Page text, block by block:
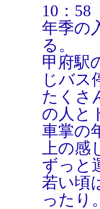
10：
年季の
る。
甲府駅
じバス
たくさ
の人と
車掌の
上の
ずっと
若い頃
ったり